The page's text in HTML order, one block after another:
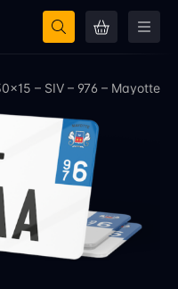
– SIV – 976 – Mayotte